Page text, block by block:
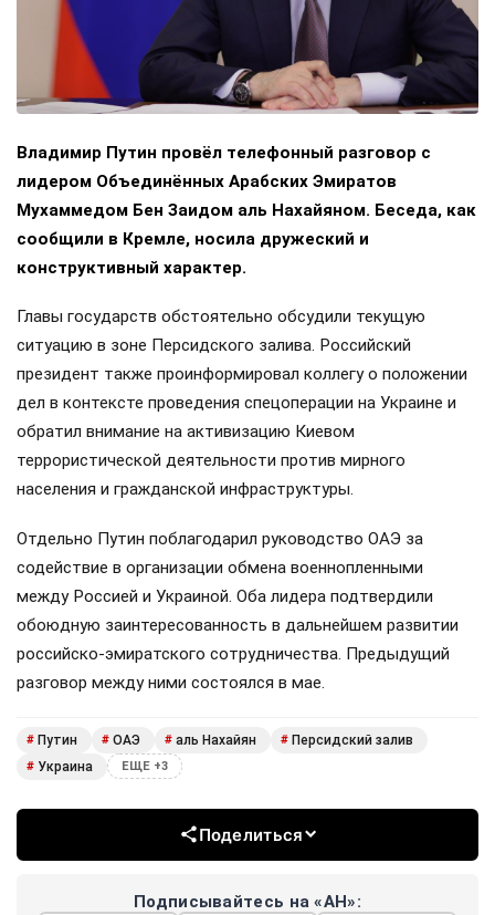
Владимир Путин провёл телефонный разговор с
лидером Объединённых Арабских Эмиратов
Мухаммедом Бен Заидом аль Нахайяном. Беседа, как
сообщили в Кремле, носила дружеский и
конструктивный характер.
Главы государств обстоятельно обсудили текущую
ситуацию в зоне Персидского залива. Российский
президент также проинформировал коллегу о положении
дел в контексте проведения спецоперации на Украине и
обратил внимание на активизацию Киевом
террористической деятельности против мирного
населения и гражданской инфраструктуры.
Отдельно Путин поблагодарил руководство ОАЭ за
содействие в организации обмена военнопленными
между Россией и Украиной. Оба лидера подтвердили
обоюдную заинтересованность в дальнейшем развитии
российско-эмиратского сотрудничества. Предыдущий
разговор между ними состоялся в мае.
# Путин # ОАЭ # аль Нахайян # Персидский залив
# Украина ЕЩЕ +3
Поделиться
Подписывайтесь на «АН»: